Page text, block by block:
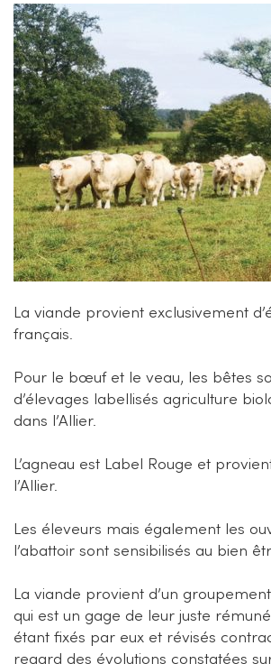
La viande provient exclusivement
français.
Pour le bœuf et le veau, les bêtes
d’élevages labellisés agriculture
dans l’Allier.
L’agneau est Label Rouge et
l’Allier.
Les éleveurs mais également les
l’abattoir sont sensibilisés au bien
La viande provient d’un
qui est un gage de leur juste
étant fixés par eux et révisés
regard des évolutions constatées